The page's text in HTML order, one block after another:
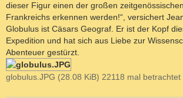
dieser Figur einen der großen
Frankreichs erkennen werden!“, versichert
Globulus ist Cäsars Geograf. Er ist der Kopf
Expedition und hat sich aus Liebe zur
Abenteuer gestürzt.
globulus.JPG (28.08 KiB) 22118 mal betrachtet